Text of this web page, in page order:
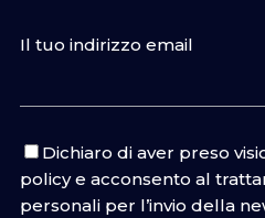
Il tuo indirizzo email
Dichiaro di aver preso
policye acconsento al
personali per l’invio della